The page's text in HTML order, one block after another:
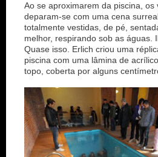
Ao se aproximarem da piscina, os
deparam-se com uma cena
totalmente vestidas, de pé,
melhor, respirando sob as águas.
Quase isso. Erlich criou uma
piscina com uma lâmina de
topo, coberta por alguns